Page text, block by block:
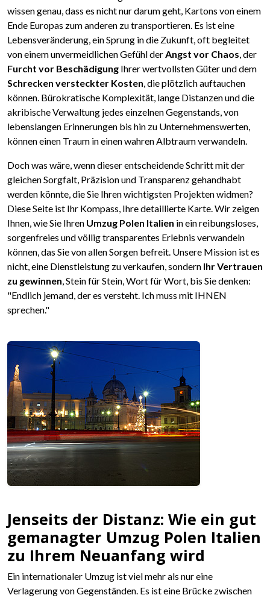
wissen genau, dass es nicht nur darum geht, Kartons von einem
Ende Europas zum anderen zu transportieren. Es ist eine
Lebensveränderung, ein Sprung in die Zukunft, oft begleitet
von einem unvermeidlichen Gefühl derAngst vor Chaos, der
Furcht vor Beschädigung Ihrer wertvollsten Güter und dem
Schrecken versteckter Kosten, die plötzlich auftauchen
können. Bürokratische Komplexität, lange Distanzen und die
akribische Verwaltung jedes einzelnen Gegenstands, von
lebenslangen Erinnerungen bis hin zu Unternehmenswerten,
können einen Traum in einen wahren Albtraum verwandeln.
Doch was wäre, wenn dieser entscheidende Schritt mit der
gleichen Sorgfalt, Präzision und Transparenz gehandhabt
werden könnte, die Sie Ihren wichtigsten Projekten widmen?
Diese Seite ist Ihr Kompass, Ihre detaillierte Karte. Wir zeigen
Ihnen, wie Sie Ihren Umzug Polen Italien in ein reibungsloses,
sorgenfreies und völlig transparentes Erlebnis verwandeln
können, das Sie von allen Sorgen befreit. Unsere Mission ist es
nicht, eine Dienstleistung zu verkaufen, sondern Ihr Vertrauen
zu gewinnen, Stein für Stein, Wort für Wort, bis Sie denken:
"Endlich jemand, der es versteht. Ich muss mit IHNEN
sprechen."
Jenseits der Distanz: Wie ein gut
gemanagter Umzug Polen Italien
zu Ihrem Neuanfang wird
Ein internationaler Umzug ist viel mehr als nur eine
Verlagerung von Gegenständen. Es ist eine Brücke zwischen